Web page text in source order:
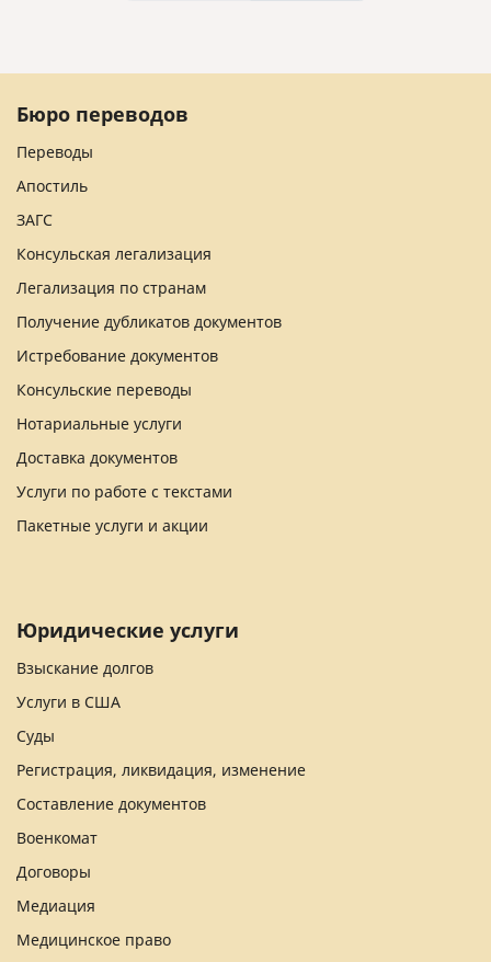
Бюро переводов
Переводы
Апостиль
ЗАГС
Консульская легализация
Легализация по странам
Получение дубликатов документов
Истребование документов
Консульские переводы
Нотариальные услуги
Доставка документов
Услуги по работе с текстами
Пакетные услуги и акции
Юридические услуги
Взыскание долгов
Услуги в США
Суды
Регистрация, ликвидация, изменение
Составление документов
Военкомат
Договоры
Медиация
Медицинское право